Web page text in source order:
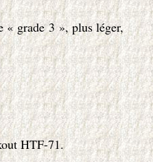
« grade 3 », plus léger,
HTF-71.